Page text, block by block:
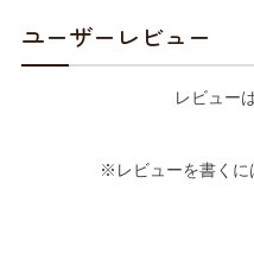
ユーザーレビュー
レビュー
※レビューを書くに